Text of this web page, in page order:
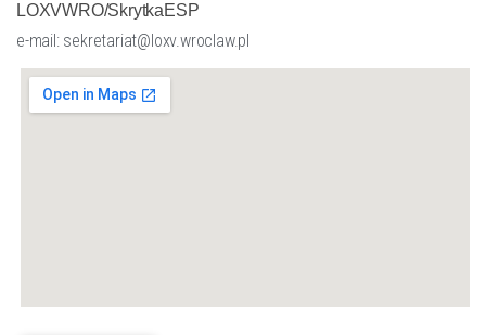
LOXVWRO/SkrytkaESP
e-mail: sekretariat@loxv.wroclaw.pl